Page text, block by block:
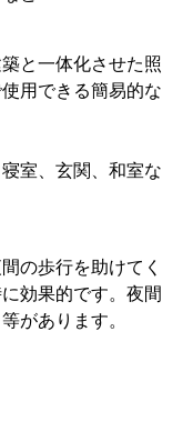
と一体化させた照
用できる簡易的な
室、玄関、和室な
の歩行を助けてく
効果的です。夜間
があります。